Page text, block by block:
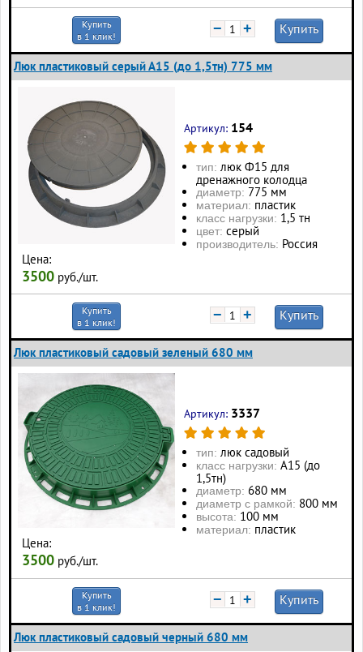
Купить
в 1 клик!
− + Купить
Люк пластиковый серый А15 (до 1,5тн) 775 мм
Цена:
3500 руб./шт.
Артикул: 154
тип: люк Ф15 для
дренажного колодца
диаметр: 775 мм
материал: пластик
класс нагрузки: 1,5 тн
цвет: серый
производитель: Россия
Купить
в 1 клик!
− + Купить
Люк пластиковый садовый зеленый 680 мм
Цена:
3500 руб./шт.
Артикул: 3337
тип: люк садовый
класс нагрузки: А15 (до
1,5тн)
диаметр: 680 мм
диаметр с рамкой: 800 мм
высота: 100 мм
материал: пластик
Купить
в 1 клик!
− + Купить
Люк пластиковый садовый черный 680 мм